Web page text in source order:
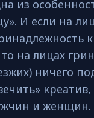
из
И если на
на лицах
ничего
и женщин.